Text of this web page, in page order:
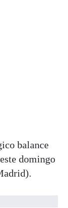
balance
domingo